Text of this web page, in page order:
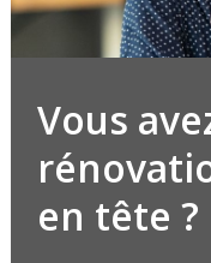
Vous
en tête ?